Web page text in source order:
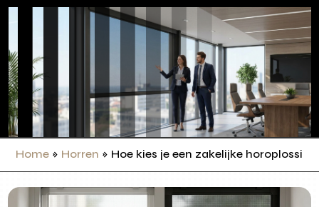
Home » Horren » Hoe kies je een zakelijke